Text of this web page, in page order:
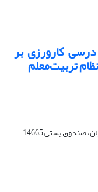
کارورزی بر
تربیت‌معلم
استادیار، گروه مدیریت آموزشی، دانشگاه فرهنگیان، صندوق پستی 14665-